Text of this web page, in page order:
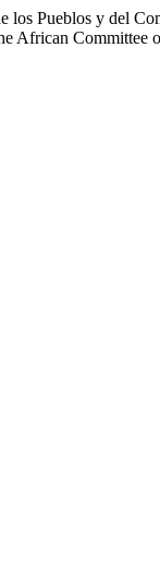
Pueblos y del
African Committee